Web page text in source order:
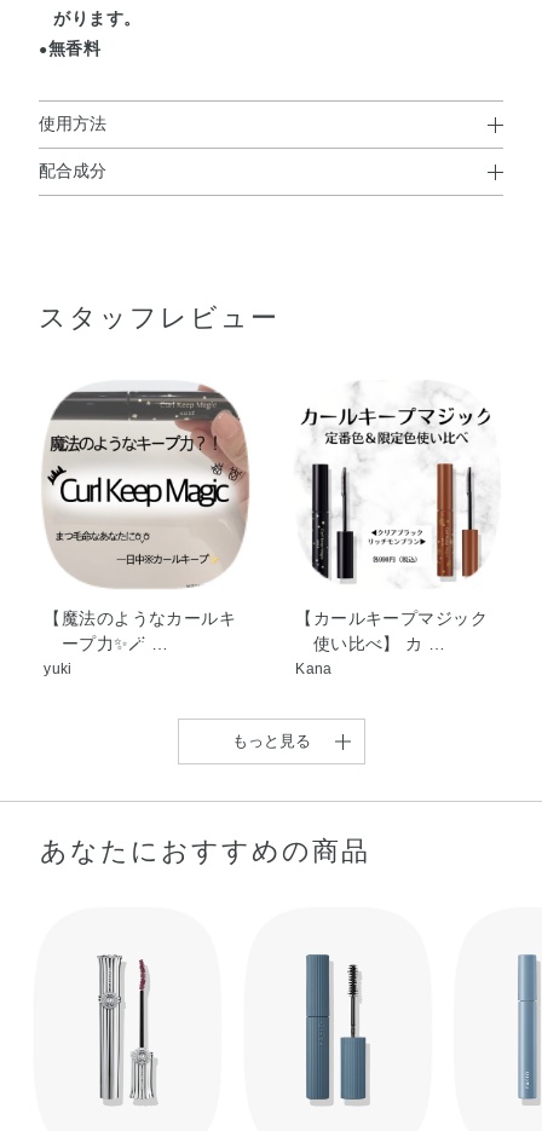
がります。
●無香料
使用方法
使用方法
スカラをお使い下さい。
●重ねづけしすぎると、液の重みでカールが下がることがあります。
●落とすときには、アイメイクアップリムーバーをお使いください。
配合成分
キストリン・タルク・シクロメチコン・シリカ・アルギニ
イロン－6・レシチン・炭酸プロピレン・フェノキシエタ
ノール・酸化チタン・酸化鉄
スタッフレビュー
【魔法のようなカールキ
ープ力✨️🪄︎︎ …
yuki
【カールキープマジック
使い比べ】 カ …
Kana
【一日中キープするおし
ゃかわマスカラ！】 …
＼春を手玉に取る、トラ
Kana
【簡単グラデ♡】アイグ
ロウジェム マスク …
《BCの休日メイク☆》
仕事用とはまた …
JURI
【研究員おすすめのマス
カラ♡】研究員のみ …
研究員 みやた
＼My Best 褒められコス
もっと見る
あなたにおすすめの商品